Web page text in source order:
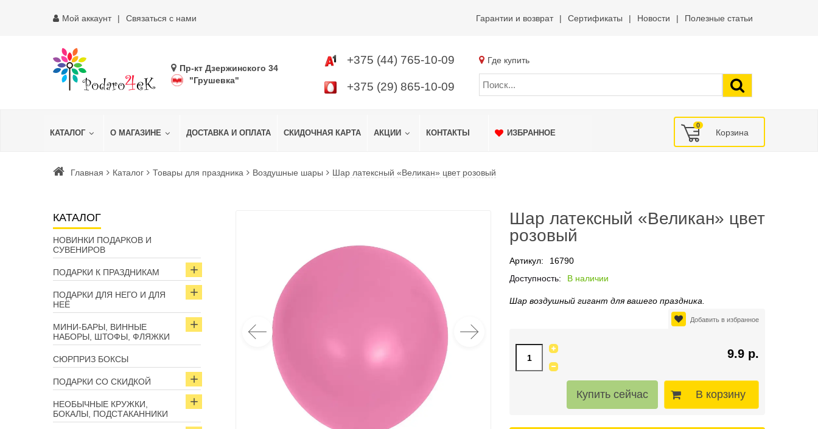
Мой аккаунт Связаться с нами Гарантии и возврат Сертификаты Новости Полезные статьи
Пр-кт Дзержинского 34
"Грушевка"
+375 (44) 765-10-09
+375 (29) 865-10-09
Где купить
КАТАЛОГ О МАГАЗИНЕ ДОСТАВКА И ОПЛАТА СКИДОЧНАЯ КАРТА АКЦИИ КОНТАКТЫ ИЗБРАННОЕ
0
Главная Каталог Товары для праздника Воздушные шары Шар латексный «Великан» цвет розовый
КАТАЛОГ
НОВИНКИ ПОДАРКОВ И
СУВЕНИРОВ
ПОДАРКИ К ПРАЗДНИКАМ
ПОДАРКИ ДЛЯ НЕГО И ДЛЯ
НЕЁ
МИНИ-БАРЫ, ВИННЫЕ
НАБОРЫ, ШТОФЫ, ФЛЯЖКИ
СЮРПРИЗ БОКСЫ
ПОДАРКИ СО СКИДКОЙ
НЕОБЫЧНЫЕ КРУЖКИ,
БОКАЛЫ, ПОДСТАКАННИКИ
Шар латексный «Великан» цвет
розовый
Артикул:
16790
Доступность:
В наличии
Шар воздушный гигант для вашего праздника.
Добавить в избранное
9.9 р.
В корзину